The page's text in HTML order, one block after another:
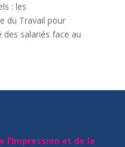
: les
du Travail pour
salariés face au
l’Impression et de la